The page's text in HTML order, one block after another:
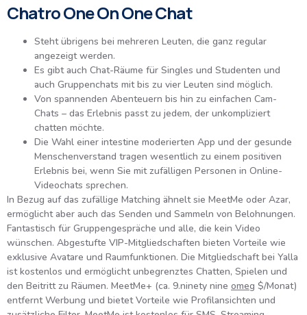
Chatro One On One Chat
Steht übrigens bei mehreren Leuten, die ganz regular
angezeigt werden.
Es gibt auch Chat-Räume für Singles und Studenten und
auch Gruppenchats mit bis zu vier Leuten sind möglich.
Von spannenden Abenteuern bis hin zu einfachen Cam-
Chats – das Erlebnis passt zu jedem, der unkompliziert
chatten möchte.
Die Wahl einer intestine moderierten App und der gesunde
Menschenverstand tragen wesentlich zu einem positiven
Erlebnis bei, wenn Sie mit zufälligen Personen in Online-
Videochats sprechen.
In Bezug auf das zufällige Matching ähnelt sie MeetMe oder Azar,
ermöglicht aber auch das Senden und Sammeln von Belohnungen.
Fantastisch für Gruppengespräche und alle, die kein Video
wünschen. Abgestufte VIP-Mitgliedschaften bieten Vorteile wie
exklusive Avatare und Raumfunktionen. Die Mitgliedschaft bei Yalla
ist kostenlos und ermöglicht unbegrenztes Chatten, Spielen und
den Beitritt zu Räumen. MeetMe+ (ca. 9.ninety nine omeg $/Monat)
entfernt Werbung und bietet Vorteile wie Profilansichten und